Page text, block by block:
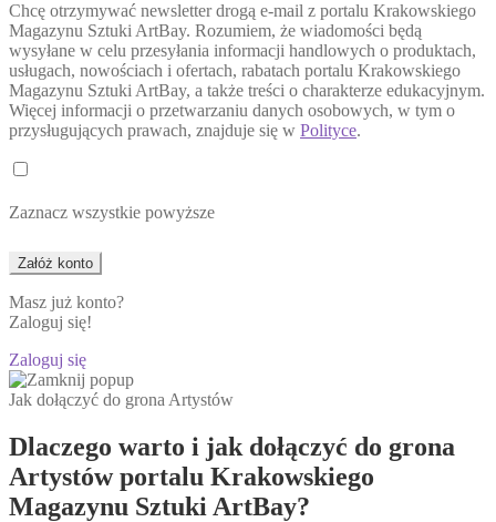
Chcę otrzymywać newsletter drogą e-mail z portalu Krakowskiego
Magazynu Sztuki ArtBay. Rozumiem, że wiadomości będą
wysyłane w celu przesyłania informacji handlowych o produktach,
usługach, nowościach i ofertach, rabatach portalu Krakowskiego
Magazynu Sztuki ArtBay, a także treści o charakterze edukacyjnym.
Więcej informacji o przetwarzaniu danych osobowych, w tym o
przysługujących prawach, znajduje się w Polityce.
Zaznacz wszystkie powyższe
Masz już konto?
Zaloguj się!
Zaloguj się
Jak dołączyć do grona Artystów
Dlaczego warto i jak dołączyć do grona
Artystów portalu Krakowskiego
Magazynu Sztuki ArtBay?